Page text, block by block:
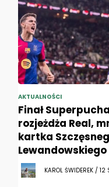
AKTUALNOŚCI
Finał
rozjeżdża Real,
kartka
Lewandowskiego
KAROL ŚWIDEREK /